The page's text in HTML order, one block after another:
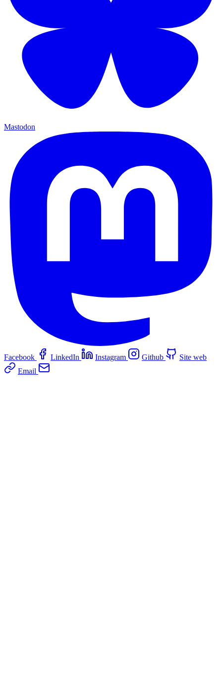
Mastodon
Facebook LinkedIn Instagram Github
Site web
Email